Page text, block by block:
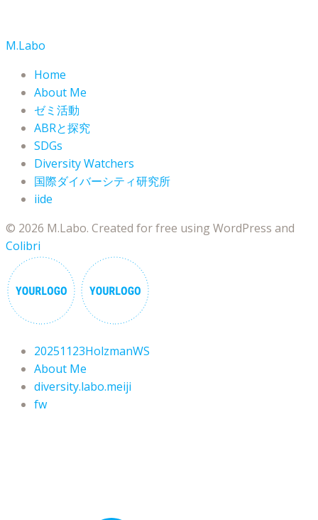
M.Labo
Home
About Me
ゼミ活動
ABRと探究
SDGs
Diversity Watchers
国際ダイバーシティ研究所
iide
© 2026 M.Labo. Created for free using WordPress and
Colibri
20251123HolzmanWS
About Me
diversity.labo.meiji
fw